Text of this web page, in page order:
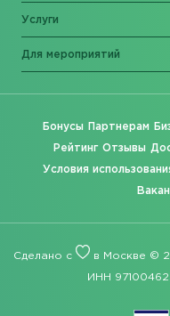
Услуги
Для мероприятий
Бонусы Партнерам
Рейтинг Отзывы
Условия
Сделано с в Москве ©
ИНН